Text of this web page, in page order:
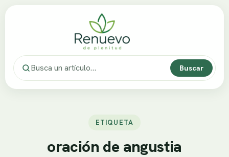
Buscar
ETIQUETA
oración de angustia